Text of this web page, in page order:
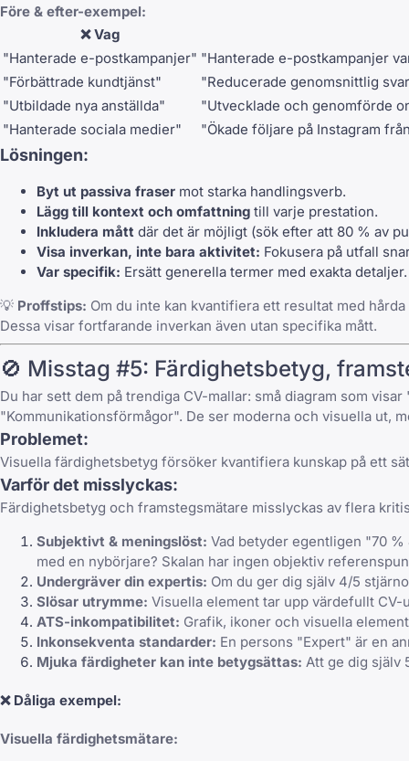
Före & efter-exempel:
❌ Vag
"Hanterade e-postkampanjer" "Hanterade e-postkampanjer
"Förbättrade kundtjänst"
"Reducerade genomsnittlig
"Utbildade nya anställda"
"Utvecklade och genomförde
"Hanterade sociala medier"
"Ökade följare på Instagram
Lösningen:
Byt ut passiva fraser mot starka handlingsverb.
Lägg till kontext och omfattning till varje prestation.
Inkludera mått där det är möjligt (sök efter att 80 % av
Visa inverkan, inte bara aktivitet: Fokusera på utfall
Var specifik: Ersätt generella termer med exakta detaljer.
💡 Proffstips: Om du inte kan kvantifiera ett resultat med
Dessa visar fortfarande inverkan även utan specifika mått.
🚫 Misstag #5: Färdighetsbetyg,
Du har sett dem på trendiga CV-mallar: små diagram som
"Kommunikationsförmågor". De ser moderna och visuella ut,
Problemet:
Visuella färdighetsbetyg försöker kvantifiera kunskap på ett
Varför det misslyckas:
Färdighetsbetyg och framstegsmätare misslyckas av flera
Subjektivt & meningslöst: Vad betyder egentligen "70
med en nybörjare? Skalan har ingen objektiv
Undergräver din expertis: Om du ger dig själv 4/5
Slösar utrymme: Visuella element tar upp värdefullt
ATS-inkompatibilitet: Grafik, ikoner och visuella
Inkonsekventa standarder: En persons "Expert" är en
Mjuka färdigheter kan inte betygsättas: Att ge dig själv
❌ Dåliga exempel:
Visuella färdighetsmätare: